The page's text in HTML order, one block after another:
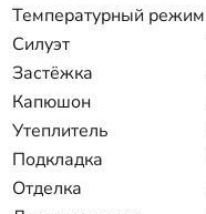
Температурный режим
Силуэт
Застёжка
Капюшон
Утеплитель
Подкладка
Отделка